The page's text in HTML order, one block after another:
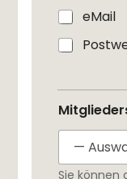
eMail
Sie können